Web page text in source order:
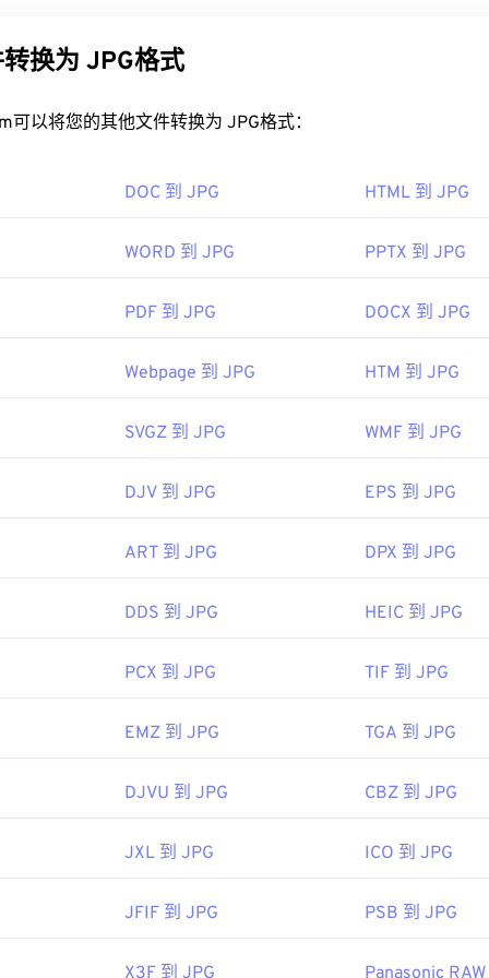
、GIF、PSD 或任何其他常用格式即可。如果您没有可以打开
en/learn-and-explore/a/products-and-innovation/nikon-
压缩工具将文件大小减少高达 80%！
、图像编辑器或网页浏览器中打开它。要选择特定的应用程序
等主流网页浏览器、Microsoft Photos 等 Microsoft应用
从图像中选择颜色
换为 JPG格式
可以将您的其他文件转换为 JPG格式：
DOC 到 JPG HTML 到 JPG
WORD 到 JPG PPTX 到 JPG
PDF 到 JPG DOCX 到 JPG
Webpage 到 JPG HTM 到 JPG
SVGZ 到 JPG WMF 到 JPG
DJV 到 JPG EPS 到 JPG
ART 到 JPG DPX 到 JPG
DDS 到 JPG HEIC 到 JPG
PCX 到 JPG TIF 到 JPG
EMZ 到 JPG TGA 到 JPG
DJVU 到 JPG CBZ 到 JPG
JXL 到 JPG ICO 到 JPG
JFIF 到 JPG PSB 到 JPG
X3F 到 JPG Panasonic